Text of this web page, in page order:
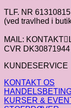
TLF. NR 61310815
(ved travlhed i
MAIL:
CVR DK30871944
KUNDESERVICE
KONTAKT OS
KURSER &